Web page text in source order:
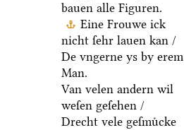
bauen alle Figuren.
Eine Frouwe ick
nicht ſehr lauen kan /
De vngerne ys by erem
Man.
Van velen andern wil
weſen geſehen /
Drecht vele geſmuͤcke